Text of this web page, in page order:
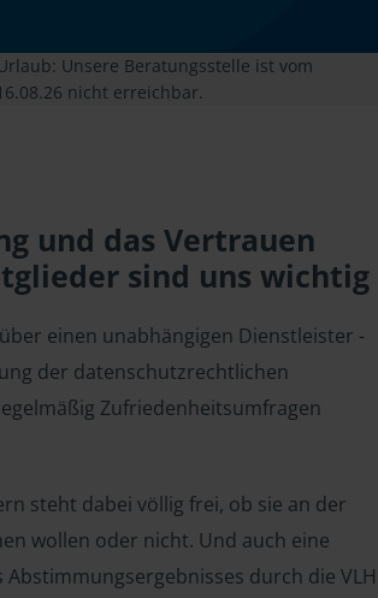
Unsere Beratungsstelle ist vom
nicht erreichbar.
und das Vertrauen
sind uns wichtig
einen unabhängigen Dienstleister -
der datenschutzrechtlichen
Zufriedenheitsumfragen
steht dabei völlig frei, ob sie an der
wollen oder nicht. Und auch eine
Abstimmungsergebnisses durch die VLH